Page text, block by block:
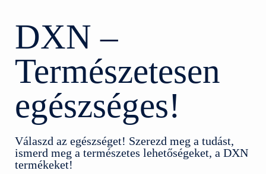
DXN –
Természetesen
egészséges!
Válaszd az egészséget! Szerezd meg a tudást,
ismerd meg a természetes lehetőségeket, a DXN
termékeket!